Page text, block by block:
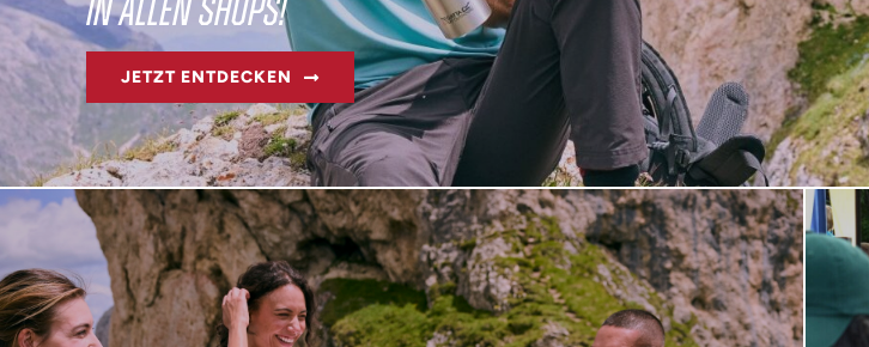
IN ALLEN SHOPS!
JETZT ENTDECKEN